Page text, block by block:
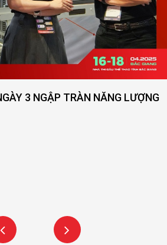
LƯỢNG
[DAY 2] SỨC NÓNG